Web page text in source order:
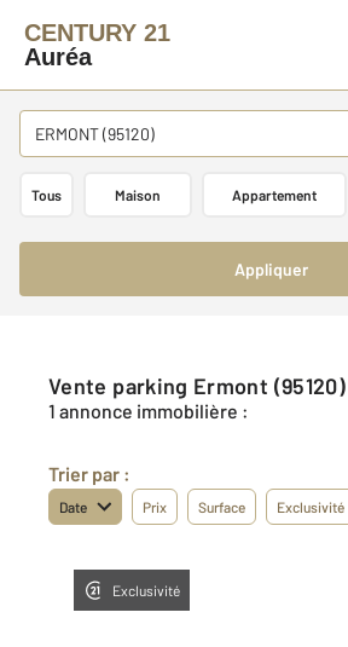
CENTURY 21
Auréa
ERMONT (95120)
Tous Maison Appartement
Appliquer
Vente parking Ermont (95120)
1 annonce immobilière :
Trier par :
Date Prix Surface Exclusivité
Exclusivité